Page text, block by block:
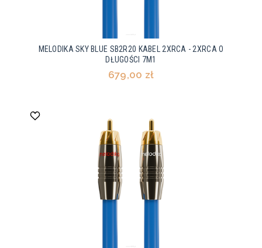
MELODIKA SKY BLUE SB2R20 KABEL 2XRCA - 2XRCA O
DŁUGOŚCI 7M1
679,00 zł